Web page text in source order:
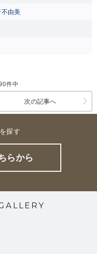
小野不由美
件中
次の記事へ
探す
らから